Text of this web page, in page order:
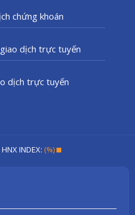
chứng khoán
dịch trực tuyến
dịch trực tuyến
HNX INDEX: (%)